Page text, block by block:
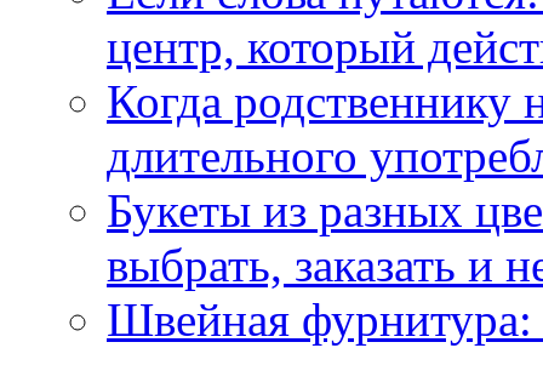
центр, который
Когда
длительного
Букеты из разных
выбрать, заказать и
Швейная фурнитура: